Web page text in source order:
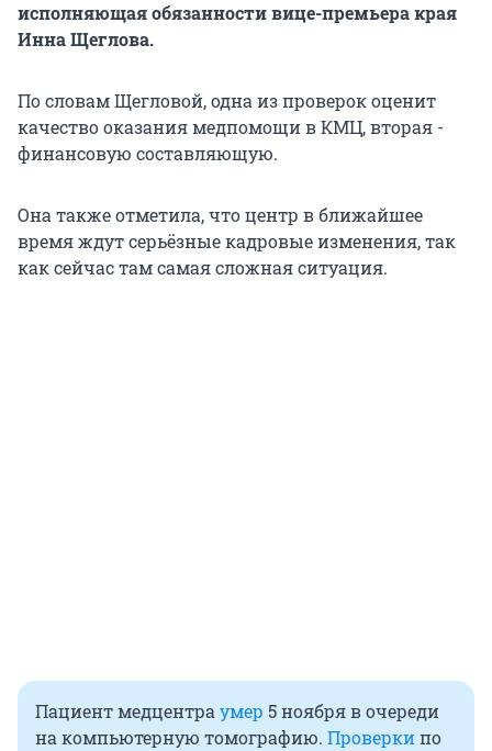
исполняющая обязанности вице-премьера края
Инна Щеглова.
По словам Щегловой, одна из проверок оценит
качество оказания медпомощи в КМЦ, вторая -
финансовую составляющую.
Она также отметила, что центр в ближайшее
время ждут серьёзные кадровые изменения, так
как сейчас там самая сложная ситуация.
Пациент медцентра умер 5 ноября в очереди
на компьютерную томографию. Проверкипо